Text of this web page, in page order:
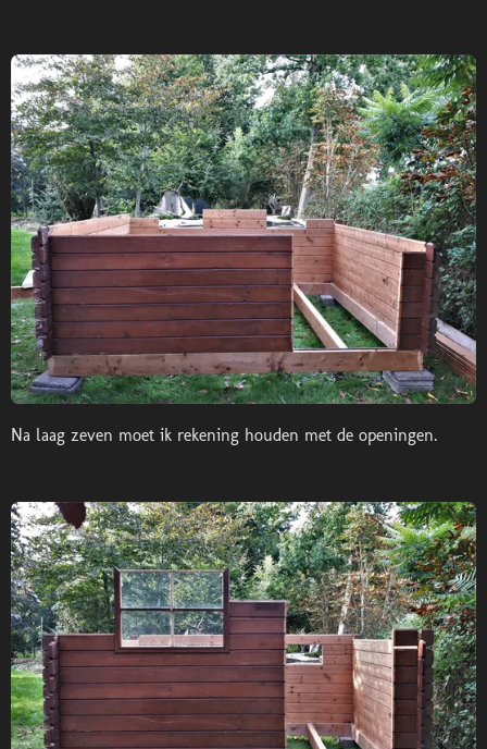
Na laag zeven moet ik rekening houden met de openingen.